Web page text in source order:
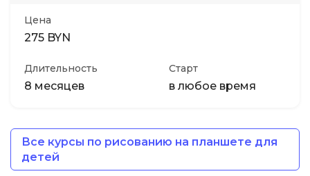
Цена
275 BYN
Длительность
8 месяцев
Старт
в любое время
Все курсы по рисованию на планшете для
детей